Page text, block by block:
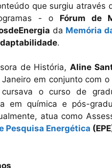
que surgiu através
- o Fórum de
da Memória
.
de História,Aline
em conjunto com
cursava o curso de
em química e pós-
atua como
Pesquisa Energética